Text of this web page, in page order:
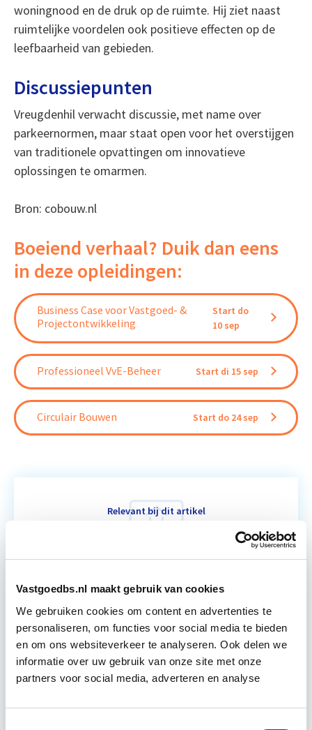
Vastgoedbs.nl maakt gebruik van cookies
We gebruiken cookies om content en advertenties te
personaliseren, om functies voor social media te bieden
en om ons websiteverkeer te analyseren. Ook delen we
informatie over uw gebruik van onze site met onze
partners voor social media, adverteren en analyse
woningnood en de druk op de ruimte. Hij ziet naast
ruimtelijke voordelen ook positieve effecten op de
leefbaarheid van gebieden.
Discussiepunten
Vreugdenhil verwacht discussie, met name over
parkeernormen, maar staat open voor het overstijgen
van traditionele opvattingen om innovatieve
oplossingen te omarmen.
Bron: cobouw.nl
Boeiend verhaal? Duik dan eens
in deze opleidingen:
Business Case voor Vastgoed- &
Projectontwikkeling
Start do
10 sep
Professioneel VvE-Beheer Start di 15 sep
Circulair Bouwen Start do 24 sep
Relevant bij dit artikel
Business Case voor Vastgoed- &
Tijdens deze opleiding leer je om integraal
vastgoedprojecten te realiseren en/of te
verbeteren. De belangrijkste trends in vastgoed
komen voorbij, waarbij de…
Lees verder